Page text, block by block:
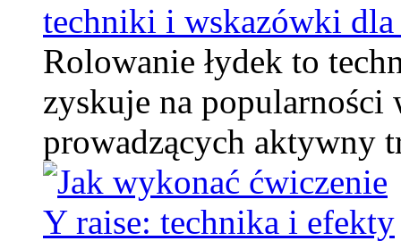
techniki i wskazówki
Rolowanie łydek to
zyskuje na popularności
prowadzących